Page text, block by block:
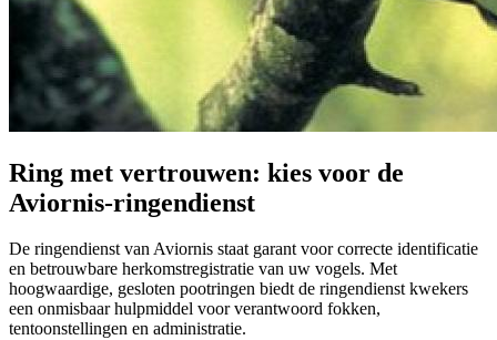
Ring met vertrouwen: kies voor de
Aviornis-ringendienst
De ringendienst van Aviornis staat garant voor correcte identificatie
en betrouwbare herkomstregistratie van uw vogels. Met
hoogwaardige, gesloten pootringen biedt de ringendienst kwekers
een onmisbaar hulpmiddel voor verantwoord fokken,
tentoonstellingen en administratie.